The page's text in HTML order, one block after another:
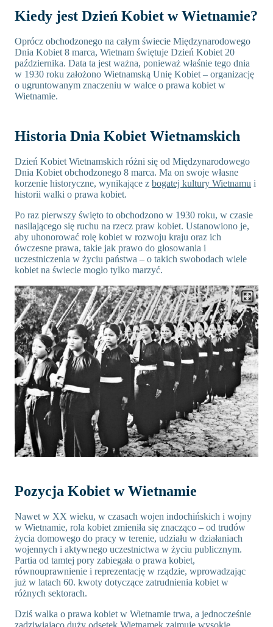
Kiedy jest Dzień Kobiet w Wietnamie?
Oprócz obchodzonego na całym świecie Międzynarodowego
Dnia Kobiet 8 marca, Wietnam świętuje Dzień Kobiet 20
października. Data ta jest ważna, ponieważ właśnie tego dnia
w 1930 roku założono Wietnamską Unię Kobiet – organizację
o ugruntowanym znaczeniu w walce o prawa kobiet w
Wietnamie.
Historia Dnia Kobiet Wietnamskich
Dzień Kobiet Wietnamskich różni się od Międzynarodowego
Dnia Kobiet obchodzonego 8 marca. Ma on swoje własne
korzenie historyczne, wynikające z bogatej kultury Wietnamu i
historii walki o prawa kobiet.
Po raz pierwszy święto to obchodzono w 1930 roku, w czasie
nasilającego się ruchu na rzecz praw kobiet. Ustanowiono je,
aby uhonorować rolę kobiet w rozwoju kraju oraz ich
ówczesne prawa, takie jak prawo do głosowania i
uczestniczenia w życiu państwa – o takich swobodach wiele
kobiet na świecie mogło tylko marzyć.
Pozycja Kobiet w Wietnamie
Nawet w XX wieku, w czasach wojen indochińskich i wojny
w Wietnamie, rola kobiet zmieniła się znacząco – od trudów
życia domowego do pracy w terenie, udziału w działaniach
wojennych i aktywnego uczestnictwa w życiu publicznym.
Partia od tamtej pory zabiegała o prawa kobiet,
równouprawnienie i reprezentację w rządzie, wprowadzając
już w latach 60. kwoty dotyczące zatrudnienia kobiet w
różnych sektorach.
Dziś walka o prawa kobiet w Wietnamie trwa, a jednocześnie
zadziwiająco duży odsetek Wietnamek zajmuje wysokie